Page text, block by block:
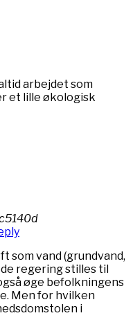
arbejdet som
et lille økologisk
som vand (grundvand,
regering stilles til
øge befolkningens
Men for hvilken
i